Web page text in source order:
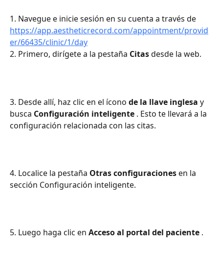
1. Navegue e inicie sesión en su cuenta a través de
https://app.aestheticrecord.com/appointment/provid
er/66435/clinic/1/day
2. Primero, dirígete a la pestaña Citas desde la web.
3. Desde allí, haz clic en el ícono de la llave inglesa y
busca Configuración inteligente . Esto te llevará a la
configuración relacionada con las citas.
4. Localice la pestaña Otras configuraciones en la
sección Configuración inteligente.
5. Luego haga clic en Acceso al portal del paciente .